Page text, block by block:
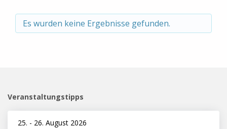
Es wurden keine Ergebnisse gefunden.
Veranstaltungstipps
25. - 26. August 2026